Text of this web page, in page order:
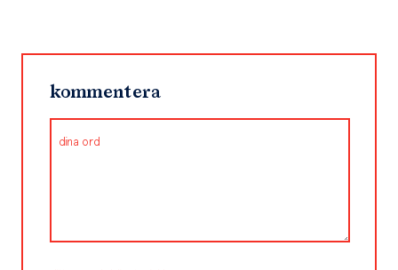
kommentera